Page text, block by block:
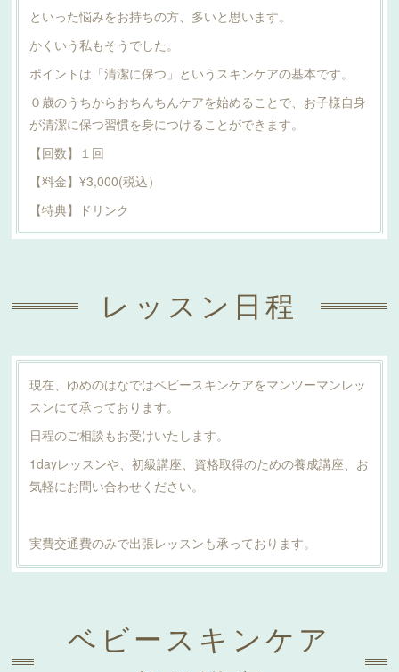
といった悩みをお持ちの方、多いと思います。
かくいう私もそうでした。
ポイントは「清潔に保つ」というスキンケアの基本です。
０歳のうちからおちんちんケアを始めることで、お子様自身
が清潔に保つ習慣を身につけることができます。
【回数】１回
【料金】¥3,000(税込）
【特典】ドリンク
レッスン日程
現在、ゆめのはなではベビースキンケアをマンツーマンレッ
スンにて承っております。
日程のご相談もお受けいたします。
1dayレッスンや、初級講座、資格取得のための養成講座、お
気軽にお問い合わせください。
実費交通費のみで出張レッスンも承っております。
ベビースキンケア